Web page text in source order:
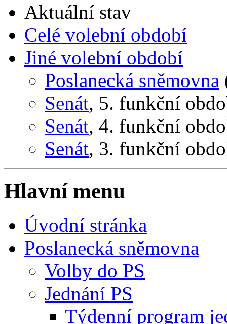
Aktuální stav
Celé volební období
Jiné volební období
Poslanecká sněmovna
Senát, 5. funkční
Senát, 4. funkční
Senát, 3. funkční
Hlavní menu
Úvodní stránka
Poslanecká sněmovna
Volby do PS
Jednání PS
Týdenní program